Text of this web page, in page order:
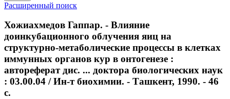
Расширенный поиск
Хожиахмедов Гаппар. - Влияние
доинкубационного облучения яиц на
структурно-метаболические процессы в клетках
иммунных органов кур в онтогенезе :
автореферат дис. ... доктора биологических наук
: 03.00.04 / Ин-т биохимии. - Ташкент, 1990. - 46
с.